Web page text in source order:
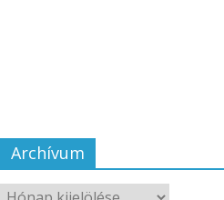
Archívum